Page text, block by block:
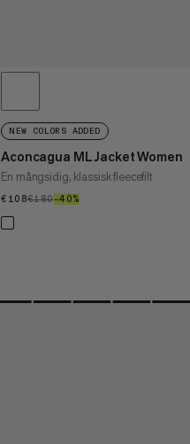
NEW COLORS ADDED
Aconcagua ML Jacket Women
En mångsidig, klassisk fleecefilt
€108€108
€180€180
–40%